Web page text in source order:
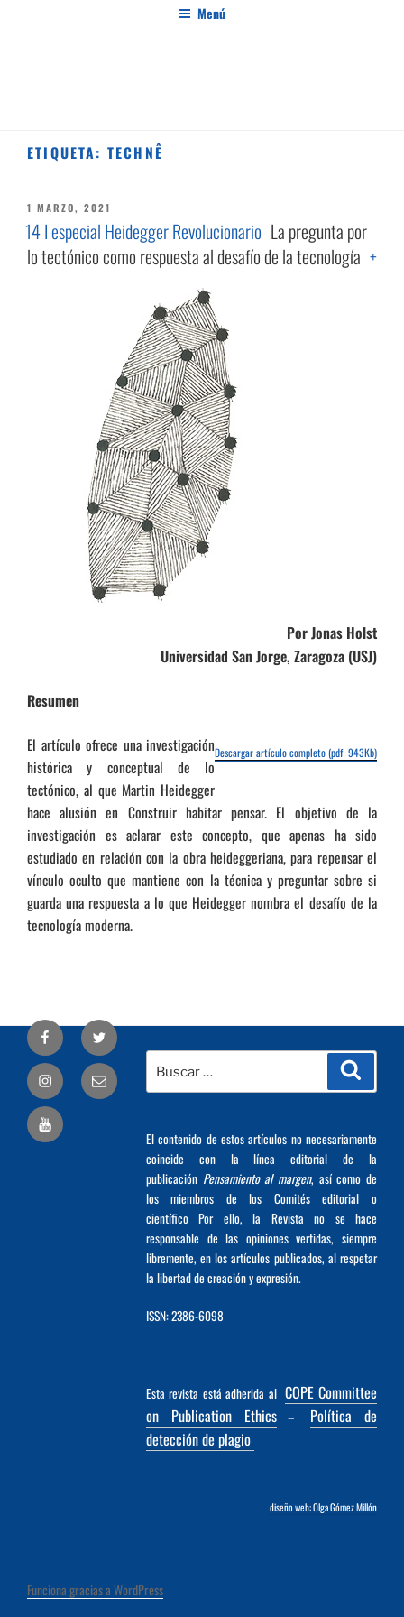
Menú
ETIQUETA: TECHNÊ
PUBLICADO
EL
1 MARZO, 2021
14 I especial Heidegger Revolucionario La pregunta por
lo tectónico como respuesta al desafío de la tecnología +
Por Jonas Holst
Universidad San Jorge, Zaragoza (USJ)
Descargar artículo completo (pdf 943Kb)
Resumen
El artículo ofrece una investigación
histórica y conceptual de lo
tectónico, al que Martin Heidegger
hace alusión en Construir habitar pensar. El objetivo de la
investigación es aclarar este concepto, que apenas ha sido
estudiado en relación con la obra heideggeriana, para repensar el
vínculo oculto que mantiene con la técnica y preguntar sobre si
guarda una respuesta a lo que Heidegger nombra el desafío de la
tecnología moderna.
por:
El contenido de estos artículos no necesariamente
coincide con la línea editorial de la
publicación Pensamiento al margen, así como de
los miembros de los Comités editorial o
científico Por ello, la Revista no se hace
responsable de las opiniones vertidas, siempre
libremente, en los artículos publicados, al respetar
la libertad de creación y expresión.
ISSN: 2386-6098
Esta revista está adherida al COPE Committee
on Publication Ethics–
Política de
detección de plagio
diseño web: Olga Gómez Millón
Facebook Twitter
Correo
electrónico
Funciona gracias a WordPress